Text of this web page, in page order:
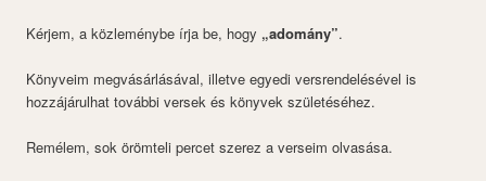
Kérjem, a közleménybe írja be, hogy „adomány”.
Könyveim megvásárlásával, illetve egyedi versrendelésével is
hozzájárulhat további versek és könyvek születéséhez.
Remélem, sok örömteli percet szerez a verseim olvasása.